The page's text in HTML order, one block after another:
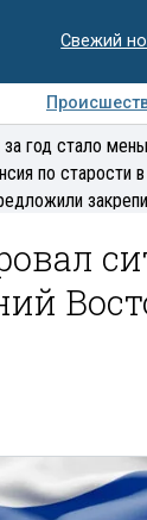
Свежий
год стало
по старости